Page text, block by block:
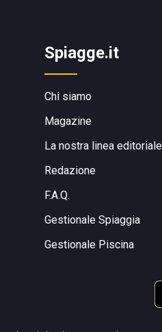
Spiagge.it
Chi siamo
Magazine
La nostra linea editoriale
Redazione
F.A.Q.
Gestionale Spiaggia
Gestionale Piscina